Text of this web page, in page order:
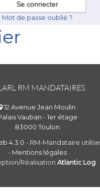
Mot de passe oublié ?
RM MANDATAIRES
12 Avenue Jean Moulin
Vauban - 1er étage
83000 Toulon
4.3.0 - RM-Mandataire utilise
- Mentions légales
Réalisation Atlantic Log